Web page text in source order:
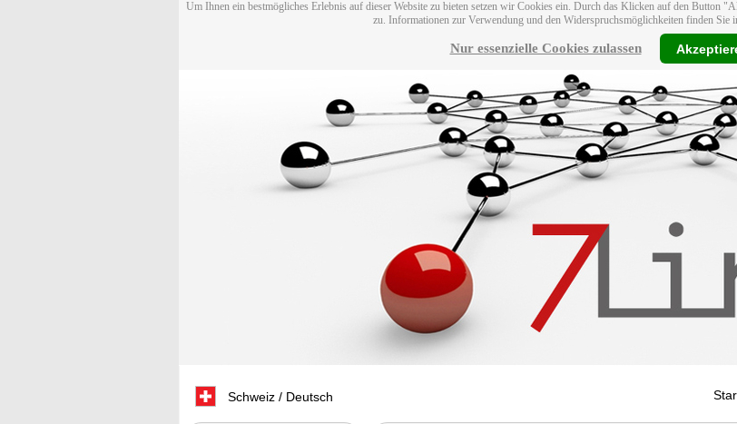
Um Ihnen ein bestmögliches Erlebnis auf dieser Website zu bieten setzen wir Cookies ein. Durch das Klicken auf den Button
zu. Informationen zur Verwendung und den Widerspruchsmöglichkeiten finden Sie
Nur essenzielle Cookies zulassen
Schweiz / Deutsch